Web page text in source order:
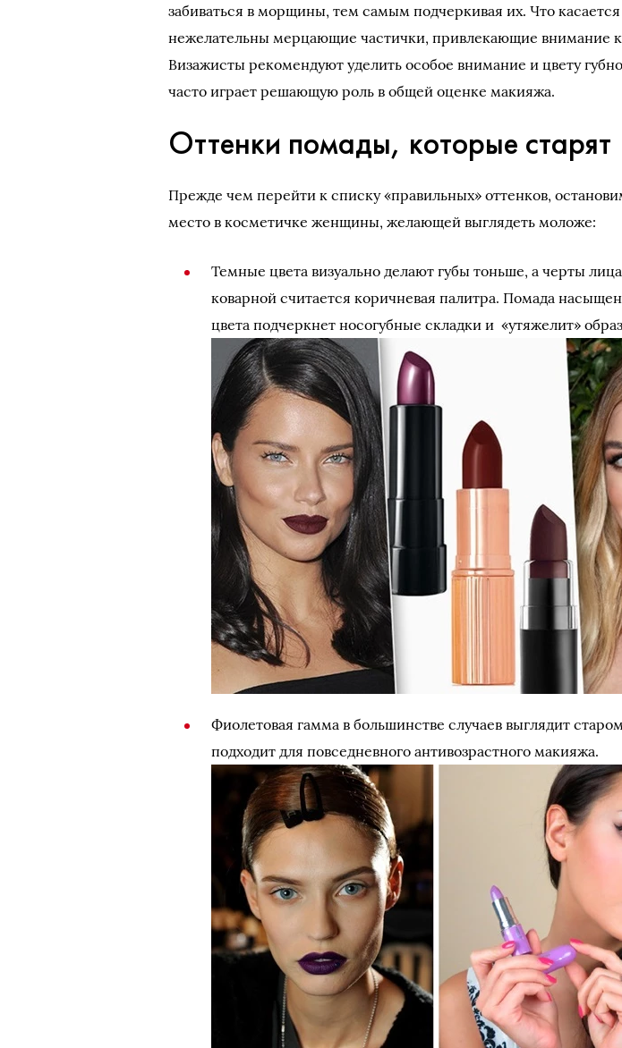
забиваться в морщины, тем самым подчеркивая их. Что касается
нежелательны мерцающие частички, привлекающие внимание
Визажисты рекомендуют уделить особое внимание и цвету
часто играет решающую роль в общей оценке макияжа.
Оттенки помады, которые старят
Прежде чем перейти к списку «правильных» оттенков,
место в косметичке женщины, желающей выглядеть моложе:
Темные цвета визуально делают губы тоньше, а черты
коварной считается коричневая палитра. Помада
цвета подчеркнет носогубные складки и «утяжелит»
Фиолетовая гамма в большинстве случаев выглядит
подходит для повседневного антивозрастного макияжа.